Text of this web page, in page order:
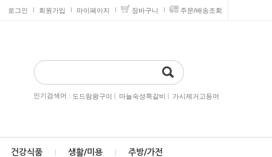
로그인 회원가입 마이페이지 장바구니 주문/배송조회
인기검색어 : 도드람왕구이 | 마늘숙성쪽갈비 | 가시제거고등어
건강식품 생활/미용 주방/가전